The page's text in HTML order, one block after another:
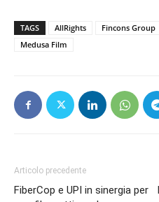
TAGS AllRights Fincons Group
Medusa Film
Articolo precedente
FiberCop e UPI in sinergia per